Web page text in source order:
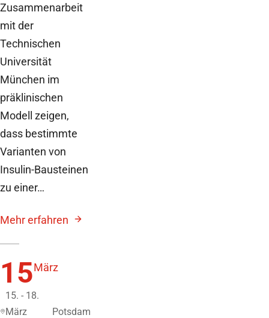
Zusammenarbeit
mit der
Technischen
Universität
München im
präklinischen
Modell zeigen,
dass bestimmte
Varianten von
Insulin-Bausteinen
zu einer…
Mehr erfahren
15März
15. - 18.
März
Potsdam